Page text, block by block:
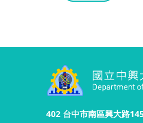
402 台中市南區興大路